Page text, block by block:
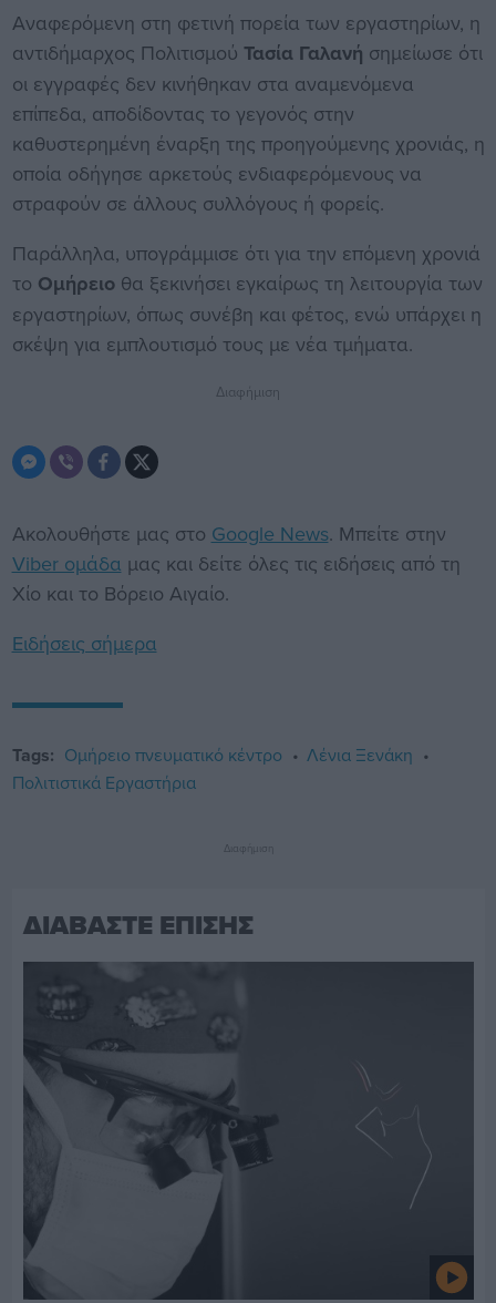
Αναφερόμενη στη φετινή πορεία των εργαστηρίων, η
αντιδήμαρχος Πολιτισμού Τασία Γαλανή σημείωσε ότι
οι εγγραφές δεν κινήθηκαν στα αναμενόμενα
επίπεδα, αποδίδοντας το γεγονός στην
καθυστερημένη έναρξη της προηγούμενης χρονιάς, η
οποία οδήγησε αρκετούς ενδιαφερόμενους να
στραφούν σε άλλους συλλόγους ή φορείς.
Παράλληλα, υπογράμμισε ότι για την επόμενη χρονιά
το Ομήρειοθα ξεκινήσει εγκαίρως τη λειτουργία των
εργαστηρίων, όπως συνέβη και φέτος, ενώ υπάρχει η
σκέψη για εμπλουτισμό τους με νέα τμήματα.
Διαφήμιση
Ακολουθήστε μας στο Google News. Μπείτε στην
Viber ομάδα μας και δείτε όλες τις ειδήσεις από τη
Χίο και το Βόρειο Αιγαίο.
Ειδήσεις σήμερα
Tags: Ομήρειο πνευματικό κέντρο
Λένια Ξενάκη
Πολιτιστικά Εργαστήρια
Διαφήμιση
ΔΙΑΒΑΣΤΕ ΕΠΙΣΗΣ